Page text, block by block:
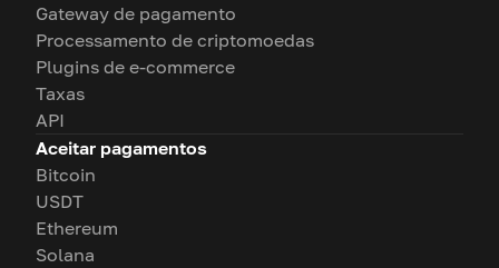
Gateway de pagamento
Processamento de criptomoedas
Plugins de e-commerce
Taxas
API
Aceitar pagamentos
Bitcoin
USDT
Ethereum
Solana